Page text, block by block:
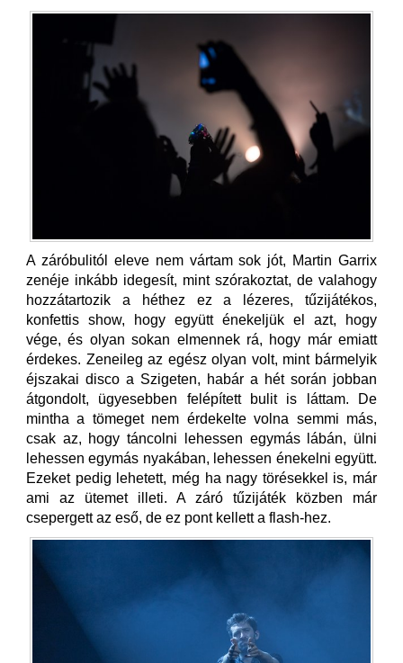
A záróbulitól eleve nem vártam sok jót, Martin Garrix
zenéje inkább idegesít, mint szórakoztat, de valahogy
hozzátartozik a héthez ez a lézeres, tűzijátékos,
konfettis show, hogy együtt énekeljük el azt, hogy
vége, és olyan sokan elmennek rá, hogy már emiatt
érdekes. Zeneileg az egész olyan volt, mint bármelyik
éjszakai disco a Szigeten, habár a hét során jobban
átgondolt, ügyesebben felépített bulit is láttam. De
mintha a tömeget nem érdekelte volna semmi más,
csak az, hogy táncolni lehessen egymás lábán, ülni
lehessen egymás nyakában, lehessen énekelni együtt.
Ezeket pedig lehetett, még ha nagy törésekkel is, már
ami az ütemet illeti. A záró tűzijáték közben már
csepergett az eső, de ez pont kellett a flash-hez.